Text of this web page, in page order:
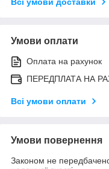
Умови оплати
Оплата на рахунок
ПЕРЕДПЛАТА НА
Всі умови оплати
Умови повернення
Законом не